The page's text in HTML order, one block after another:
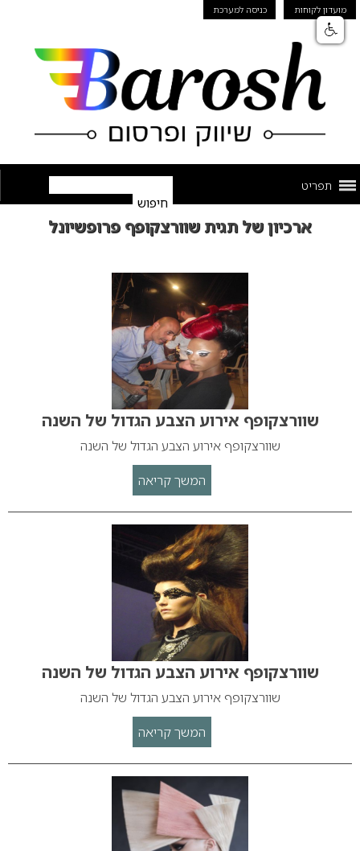
מועדון לקוחות כניסה למערכת
תפריט
ארכיון של תגית שוורצקופף פרופשיונל
שוורצקופף אירוע הצבע הגדול של השנה
שוורצקופף אירוע הצבע הגדול של השנה
המשך קריאה
שוורצקופף אירוע הצבע הגדול של השנה
שוורצקופף אירוע הצבע הגדול של השנה
המשך קריאה